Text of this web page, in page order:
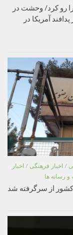
رو کرد/ وحشت در
و پایان عصر پدافند آمریکا در
/ اخبار فرهنگی / اخبار
رسانه ها
کشور از سرگرفته شد